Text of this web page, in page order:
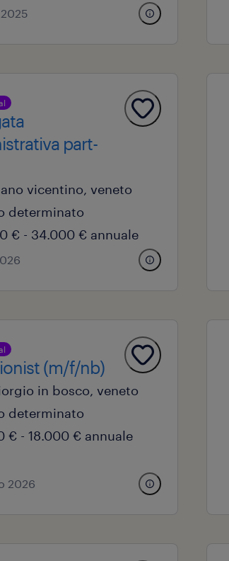
part-
vicentino, veneto
determinato
€ - 34.000 € annuale
(m/f/nb)
in bosco, veneto
determinato
€ - 18.000 € annuale
2026